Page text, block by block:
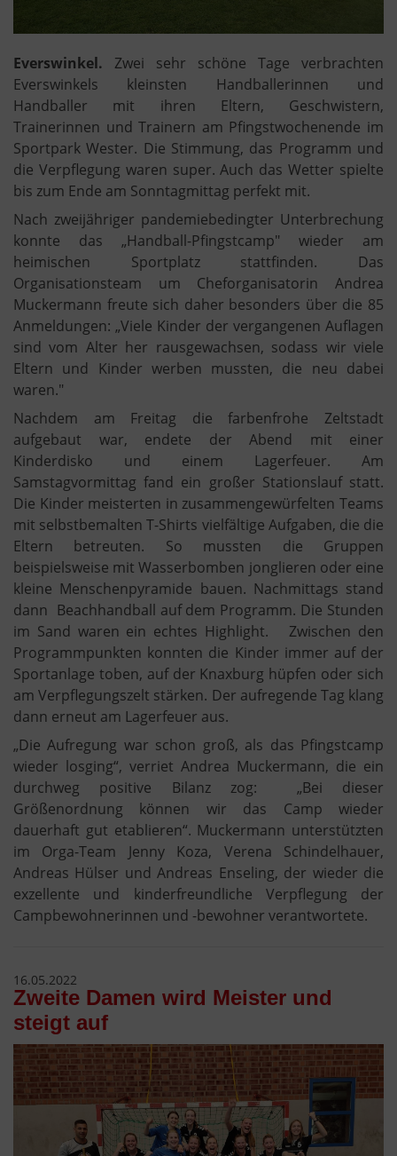
Everswinkel. Zwei sehr schöne Tage verbrachten
Everswinkels kleinsten Handballerinnen und
Handballer mit ihren Eltern, Geschwistern,
Trainerinnen und Trainern am Pfingstwochenende im
Sportpark Wester. Die Stimmung, das Programm und
die Verpflegung waren super. Auch das Wetter spielte
bis zum Ende am Sonntagmittag perfekt mit.
Nach zweijähriger pandemiebedingter Unterbrechung
konnte das „Handball-Pfingstcamp" wieder am
heimischen Sportplatz stattfinden. Das
Organisationsteam um Cheforganisatorin Andrea
Muckermann freute sich daher besonders über die 85
Anmeldungen: „Viele Kinder der vergangenen Auflagen
sind vom Alter her rausgewachsen, sodass wir viele
Eltern und Kinder werben mussten, die neu dabei
waren."
Nachdem am Freitag die farbenfrohe Zeltstadt
aufgebaut war, endete der Abend mit einer
Kinderdisko und einem Lagerfeuer. Am
Samstagvormittag fand ein großer Stationslauf statt.
Die Kinder meisterten in zusammengewürfelten Teams
mit selbstbemalten T-Shirts vielfältige Aufgaben, die die
Eltern betreuten. So mussten die Gruppen
beispielsweise mit Wasserbomben jonglieren oder eine
kleine Menschenpyramide bauen. Nachmittags stand
dann Beachhandball auf dem Programm. Die Stunden
im Sand waren ein echtes Highlight. Zwischen den
Programmpunkten konnten die Kinder immer auf der
Sportanlage toben, auf der Knaxburg hüpfen oder sich
am Verpflegungszelt stärken. Der aufregende Tag klang
dann erneut am Lagerfeuer aus.
„Die Aufregung war schon groß, als das Pfingstcamp
wieder losging“, verriet Andrea Muckermann, die ein
durchweg positive Bilanz zog: „Bei dieser
Größenordnung können wir das Camp wieder
dauerhaft gut etablieren“. Muckermann unterstützten
im Orga-Team Jenny Koza, Verena Schindelhauer,
Andreas Hülser und Andreas Enseling, der wieder die
exzellente und kinderfreundliche Verpflegung der
Campbewohnerinnen und -bewohner verantwortete.
16.05.2022
Zweite Damen wird Meister und
steigt auf